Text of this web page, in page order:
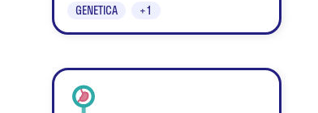
GENETICA +1